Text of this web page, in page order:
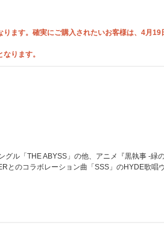
ます。確実にご購入されたいお客様は、4月19
ります。
ル「THE ABYSS」の他、アニメ『黒執事 -緑
のコラボレーション曲「SSS」のHYDE歌唱